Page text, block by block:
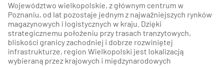
Województwo wielkopolskie, z głównym centrum w
Poznaniu, od lat pozostaje jednym z najważniejszych rynków
magazynowych i logistycznych w kraju. Dzięki
strategicznemu położeniu przy trasach tranzytowych,
bliskości granicy zachodniej i dobrze rozwiniętej
infrastrukturze, region Wielkopolski jest lokalizacją
wybieraną przez krajowych i międzynarodowych